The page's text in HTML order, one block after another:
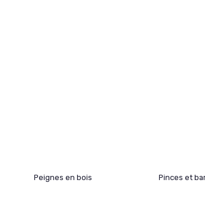
Peignes en bois Pinces et